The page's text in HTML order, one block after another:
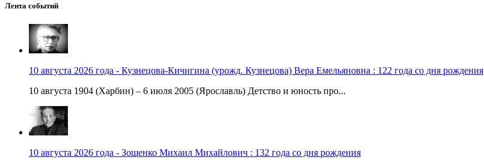
Лента событий
10 августа 2026 года - Кузнецова-Кичигина (урожд. Кузнецова) Вера Емельяновна : 122 года со дня рождения
10 августа 1904 (Харбин) – 6 июля 2005 (Ярославль) Детство и юность про...
10 августа 2026 года - Зощенко Михаил Михайлович : 132 года со дня рождения